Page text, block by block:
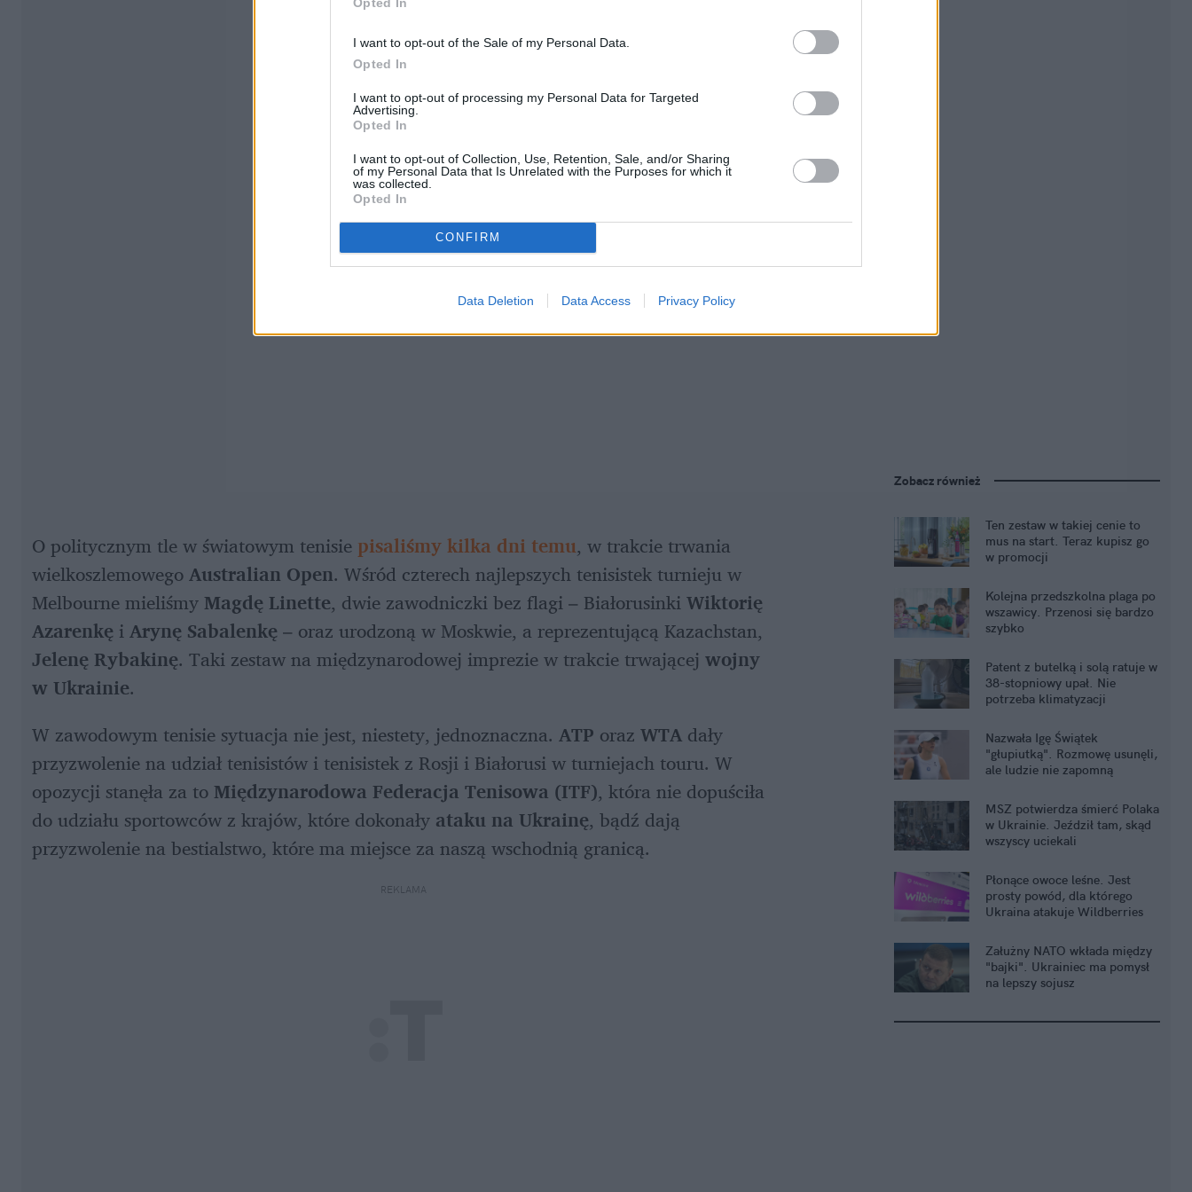
I want to opt-out of the Sale of my Personal Data.
Opted In
I want to opt-out of processing my Personal Data for Targeted
Advertising.
Opted In
I want to opt-out of Collection, Use, Retention, Sale, and/or Sharing
of my Personal Data that Is Unrelated with the Purposes for which it
was collected.
Opted In
CONFIRM
Data Deletion Data Access Privacy Policy
O politycznym tle w światowym tenisie pisaliśmy kilka dni temu, w trakcie trwania
wielkoszlemowego Australian Open. Wśród czterech najlepszych tenisistek turnieju w
Melbourne mieliśmy Magdę Linette, dwie zawodniczki bez flagi – Białorusinki Wiktorię
Azarenkę i Arynę Sabalenkę
Jelenę Rybakinę. Taki zestaw na międzynarodowej imprezie w trakcie trwającej wojny
w Ukrainie.
W zawodowym tenisie sytuacja nie jest, niestety, jednoznaczna. ATP oraz WTA dały
przyzwolenie na udział tenisistów i tenisistek z Rosji i Białorusi w turniejach touru. W
opozycji stanęła za to Międzynarodowa Federacja Tenisowa (ITF), która nie dopuściła
do udziału sportowców z krajów, które dokonały ataku na Ukrainę, bądź dają
przyzwolenie na bestialstwo, które ma miejsce za naszą wschodnią granicą.
REKLAMA
Zobacz również
Ten zestaw w takiej cenie to
mus na start. Teraz kupisz go
w promocji
Kolejna przedszkolna plaga po
wszawicy. Przenosi się bardzo
szybko
Patent z butelką i solą ratuje w
38-stopniowy upał. Nie
potrzeba klimatyzacji
Nazwała Igę Świątek
"głupiutką". Rozmowę usunęli,
ale ludzie nie zapomną
MSZ potwierdza śmierć Polaka
w Ukrainie. Jeździł tam, skąd
wszyscy uciekali
Płonące owoce leśne. Jest
prosty powód, dla którego
Ukraina atakuje Wildberries
Załużny NATO wkłada między
"bajki". Ukrainiec ma pomysł
na lepszy sojusz